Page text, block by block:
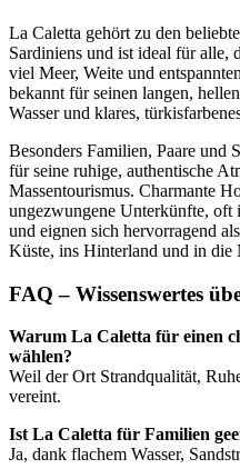
La Caletta gehört zu den
Sardiniens und ist ideal für alle,
viel Meer, Weite und
bekannt für seinen langen,
Wasser und klares,
Besonders Familien, Paare und
für seine ruhige, authentische
Massentourismus. Charmante
ungezwungene Unterkünfte, oft
und eignen sich hervorragend
Küste, ins Hinterland und in die
FAQ – Wissenswertes
Warum La Caletta für einen
wählen?
Weil der Ort Strandqualität,
vereint.
Ist La Caletta für Familien
Ja, dank flachem Wasser,